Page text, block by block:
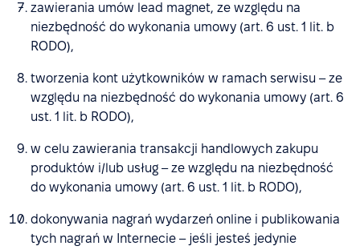
zawierania umów lead magnet, ze względu na
niezbędność do wykonania umowy (art. 6 ust. 1 lit. b
RODO),
tworzenia kont użytkowników w ramach serwisu – ze
względu na niezbędność do wykonania umowy (art. 6
ust. 1 lit. b RODO),
w celu zawierania transakcji handlowych zakupu
produktów i/lub usług – ze względu na niezbędność
do wykonania umowy (art. 6 ust. 1 lit. b RODO),
dokonywania nagrań wydarzeń online i publikowania
tych nagrań w Internecie – jeśli jesteś jedynie